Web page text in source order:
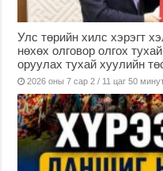
Улс төрийн хилс хэрэгт
нөхөх олговор олгох
оруулах тухай хуулийн
2026 оны 7 сар 2 / 11 цаг 50